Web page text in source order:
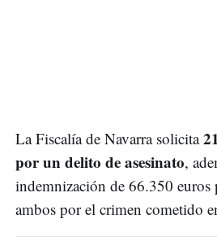
La Fiscalía de Navarra solicita
por un delito de asesinato,
indemnización de 66.350 euros
ambos por el crimen cometido